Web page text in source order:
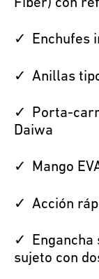
Fiber) con
Enchufes
Anillas
Porta-
Daiwa
Mango
Acción
sujeto con